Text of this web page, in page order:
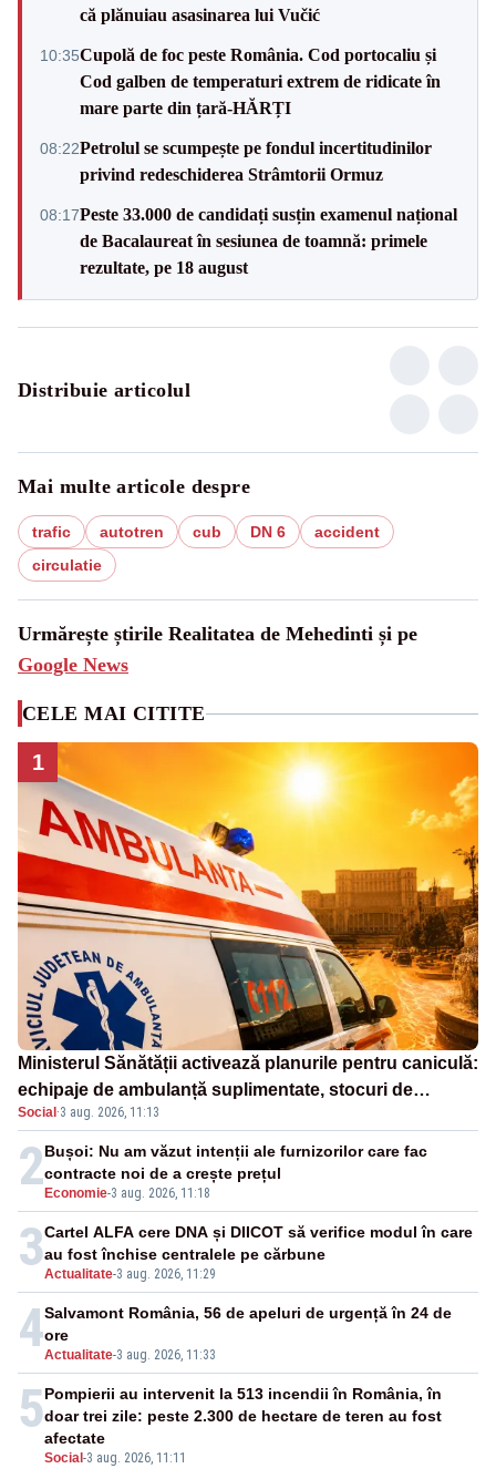
că plănuiau asasinarea lui Vučić
10:35Cupolă de foc peste România. Cod portocaliu și
Cod galben de temperaturi extrem de ridicate în
mare parte din țară-HĂRȚI
08:22Petrolul se scumpește pe fondul incertitudinilor
privind redeschiderea Strâmtorii Ormuz
08:17Peste 33.000 de candidați susțin examenul național
de Bacalaureat în sesiunea de toamnă: primele
rezultate, pe 18 august
Distribuie articolul
Mai multe articole despre
trafic autotren cub DN 6
accident
circulatie
Urmărește știrile Realitatea de Mehedinti și pe
Google News
CELE MAI CITITE
1
Ministerul Sănătății activează planurile pentru caniculă:
echipaje de ambulanță suplimentate, stocuri de
medicamente verificate și puncte de apă în spațiile
publice
Social·3 aug. 2026, 11:13
2Economie-3 aug. 2026, 11:18
Bușoi: Nu am văzut intenții ale furnizorilor care fac
contracte noi de a crește prețul
3Actualitate-3 aug. 2026, 11:29
Cartel ALFA cere DNA și DIICOT să verifice modul în care
au fost închise centralele pe cărbune
4Actualitate-3 aug. 2026, 11:33
Salvamont România, 56 de apeluri de urgență în 24 de
ore
5
Social-3 aug. 2026, 11:11
Pompierii au intervenit la 513 incendii în România, în
doar trei zile: peste 2.300 de hectare de teren au fost
afectate